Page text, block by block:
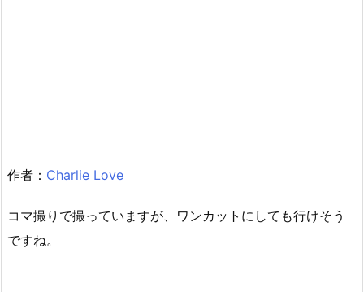
作者： Charlie Love
コマ撮りで撮っていますが、ワンカットにしても行けそう
ですね。